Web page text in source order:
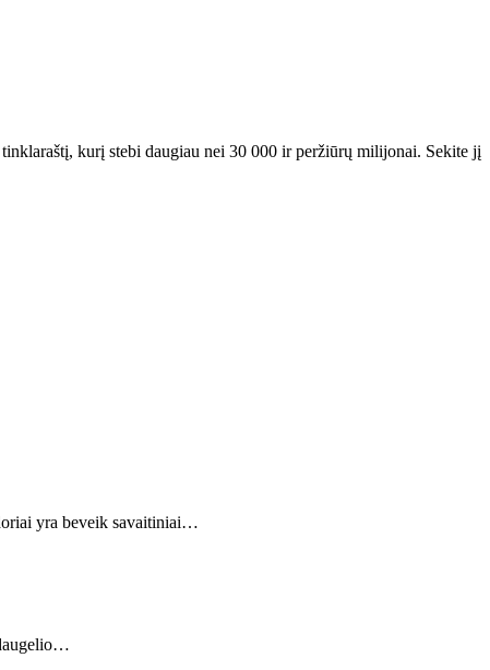
kurį stebi daugiau nei 30 000 ir peržiūrų milijonai. Sekite jį
yra beveik savaitiniai…